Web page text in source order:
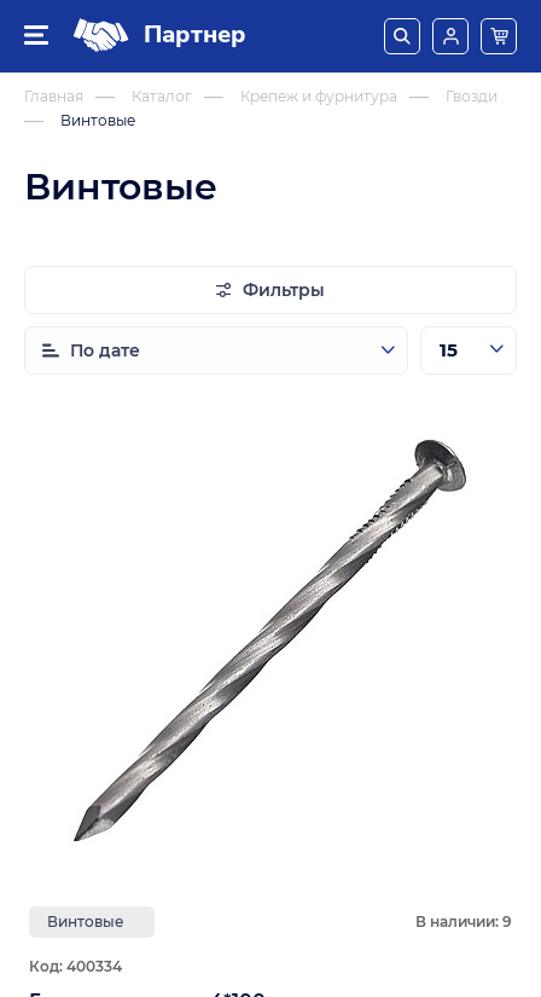
Партнер
Главная Каталог Крепеж и фурнитура
Гвозди
Винтовые
Винтовые
Фильтры
Винтовые В наличии: 9
Код: 400334